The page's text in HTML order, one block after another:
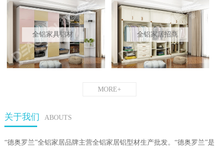
全铝家具铝材 全铝家居招商
MORE+
关于我们 ABOUTS
“德奥罗兰”全铝家居品牌主营全铝家居铝型材生产批发。“德奥罗兰”是